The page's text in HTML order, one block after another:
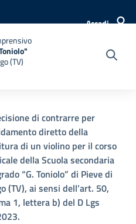
Accedi
(TV)
di contrarre per
diretto della
di un violino per il corso
della Scuola secondaria
“G. Toniolo” di Pieve di
(TV), ai sensi dell’art. 50,
1, lettera b) del D Lgs